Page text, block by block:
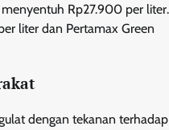
Rp27.900 per liter.
liter dan Pertamax Green
dengan tekanan terhadap